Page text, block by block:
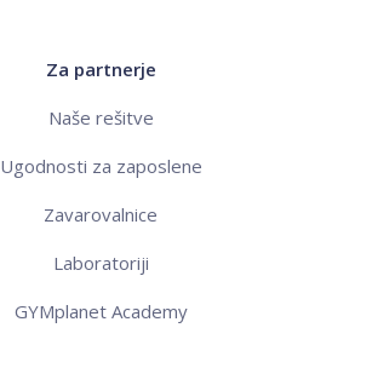
Za partnerje
Naše rešitve
Ugodnosti za zaposlene
Zavarovalnice
Laboratoriji
GYMplanet Academy